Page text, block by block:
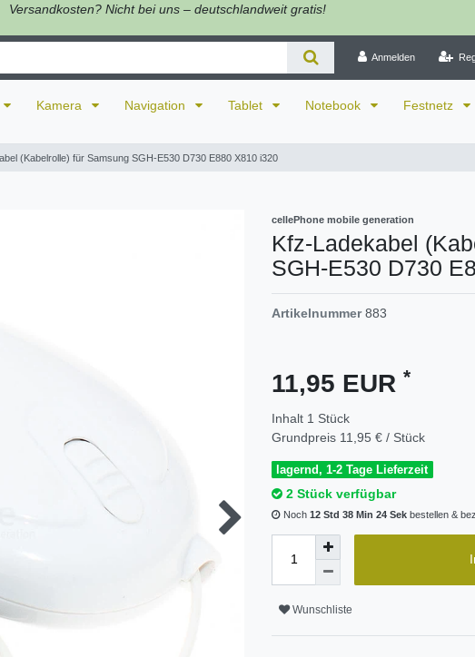
Versandkosten? Nicht bei uns – deutschlandweit gratis!
Anmelden
Kamera Navigation Tablet Notebook Festnetz
(Kabelrolle) für Samsung SGH-E530 D730 E880 X810 i320
cellePhone mobile generation
Kfz-Ladekabel
SGH-E530 D730
Artikelnummer 883
11,95 EUR *
Inhalt 1 Stück
Grundpreis 11,95 € / Stück
lagernd, 1-2 Tage Lieferzeit
2 Stück verfügbar
Noch 12 Std 38 Min 24 Sek bestellen &
Wunschliste